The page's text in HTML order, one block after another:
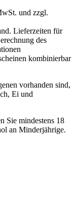
und zzgl.
Lieferzeiten für
des
kombinierbar
vorhanden sind,
Ei und
Sie mindestens 18
an Minderjährige.